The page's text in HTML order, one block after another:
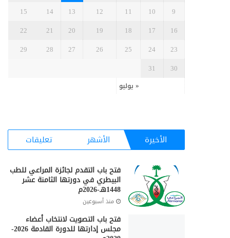
« يوليو
9
10
11
12
13
14
15
16
17
18
19
20
21
22
23
24
25
26
27
28
29
30
31
الأخيرة الأشهر تعليقات
فتح باب التقدم لجائزة المراعي للطب
البيطري في دورتها الثامنة عشر
1448هـ-2026م
منذ أسبوعين
فتح باب التصويت لانتخاب أعضاء
مجلس إدارتها للدورة القادمة 2026-